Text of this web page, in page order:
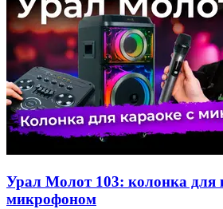
Урал Молот 103: колонка для
микрофоном